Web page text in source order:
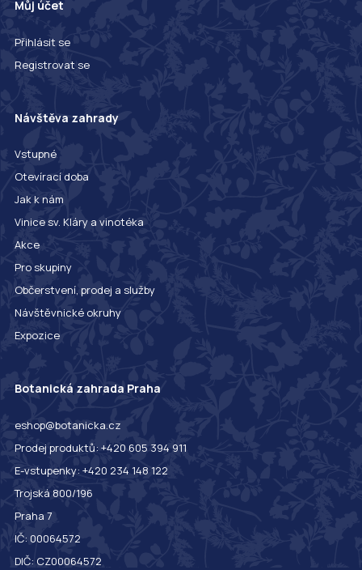
Můj účet
Přihlásit se
Registrovat se
Návštěva zahrady
Vstupné
Otevírací doba
Jak k nám
Vinice sv. Kláry a vinotéka
Akce
Pro skupiny
Občerstvení, prodej a služby
Návštěvnické okruhy
Expozice
Botanická zahrada Praha
eshop@botanicka.cz
Prodej produktů: +420 605 394 911
E-vstupenky: +420 234 148 122
Trojská 800/196
Praha 7
IČ: 00064572
DIČ: CZ00064572